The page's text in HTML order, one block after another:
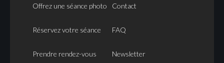
Offrez une séance photo
Réservez votre séance
Prendre rendez-vous
Contact
FAQ
Newsletter